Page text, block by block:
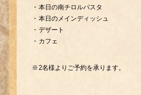
本日の南チロルパスタ
本日のメインディッシュ
デザート
カフェ
2名様よりご予約を承ります。